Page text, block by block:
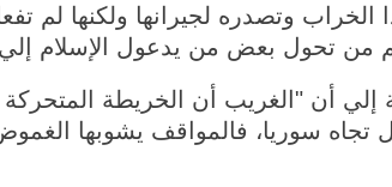
وتصدره لجيرانها ولكنها لم
من تحول بعض من يدعول الإسلام
أن "الغريب أن الخريطة
سوريا، فالمواقف يشوبها